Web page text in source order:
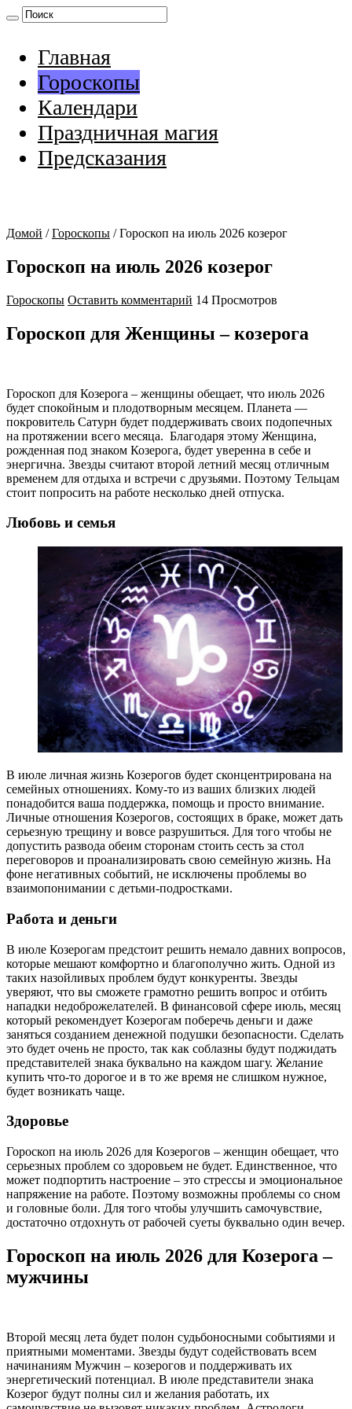
Главная
Гороскопы
Календари
Праздничная магия
Предсказания
Домой / Гороскопы / Гороскоп на июль 2026 козерог
Гороскоп на июль 2026 козерог
Гороскопы Оставить комментарий 14 Просмотров
Гороскоп для Женщины – козерога
Гороскоп для Козерога – женщины обещает, что июль 2026
будет спокойным и плодотворным месяцем. Планета —
покровитель Сатурн будет поддерживать своих подопечных
на протяжении всего месяца. Благодаря этому Женщина,
рожденная под знаком Козерога, будет уверенна в себе и
энергична. Звезды считают второй летний месяц отличным
временем для отдыха и встречи с друзьями. Поэтому Тельцам
стоит попросить на работе несколько дней отпуска.
Любовь и семья
В июле личная жизнь Козерогов будет сконцентрирована на
семейных отношениях. Кому-то из ваших близких людей
понадобится ваша поддержка, помощь и просто внимание.
Личные отношения Козерогов, состоящих в браке, может дать
серьезную трещину и вовсе разрушиться. Для того чтобы не
допустить развода обеим сторонам стоить сесть за стол
переговоров и проанализировать свою семейную жизнь. На
фоне негативных событий, не исключены проблемы во
взаимопонимании с детьми-подростками.
Работа и деньги
В июле Козерогам предстоит решить немало давних вопросов,
которые мешают комфортно и благополучно жить. Одной из
таких назойливых проблем будут конкуренты. Звезды
уверяют, что вы сможете грамотно решить вопрос и отбить
нападки недоброжелателей. В финансовой сфере июль, месяц
который рекомендует Козерогам поберечь деньги и даже
заняться созданием денежной подушки безопасности. Сделать
это будет очень не просто, так как соблазны будут поджидать
представителей знака буквально на каждом шагу. Желание
купить что-то дорогое и в то же время не слишком нужное,
будет возникать чаще.
Здоровье
Гороскоп на июль 2026 для Козерогов – женщин обещает, что
серьезных проблем со здоровьем не будет. Единственное, что
может подпортить настроение – это стрессы и эмоциональное
напряжение на работе. Поэтому возможны проблемы со сном
и головные боли. Для того чтобы улучшить самочувствие,
достаточно отдохнуть от рабочей суеты буквально один вечер.
Гороскоп на июль 2026 для Козерога –
мужчины
Второй месяц лета будет полон судьбоносными событиями и
приятными моментами. Звезды будут содействовать всем
начинаниям Мужчин – козерогов и поддерживать их
энергетический потенциал. В июле представители знака
Козерог будут полны сил и желания работать, их